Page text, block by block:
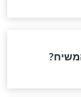
מילואים